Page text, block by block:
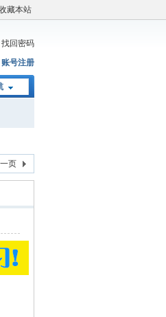
藏本站
找回密码
账号注册
页